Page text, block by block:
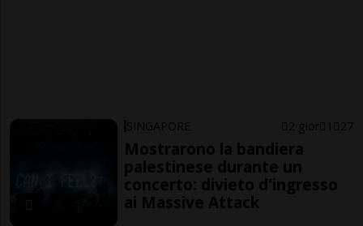
SINGAPORE 2 gior 1 27
Mostrarono la bandiera
palestinese durante un
concerto: divieto d'ingresso
ai Massive Attack